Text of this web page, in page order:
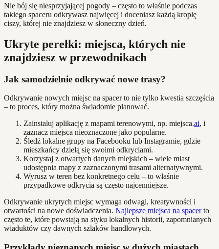
Nie bój się niesprzyjającej pogody – często to właśnie podczas
takiego spaceru odkrywasz najwięcej i doceniasz każdą kroplę
ciszy, której nie znajdziesz w słoneczny dzień.
Ukryte perełki: miejsca, których nie
znajdziesz w przewodnikach
Jak samodzielnie odkrywać nowe trasy?
Odkrywanie nowych miejsc na spacer to nie tylko kwestia szczęścia
– to proces, który można świadomie planować.
Zainstaluj aplikację z mapami terenowymi, np. miejsca.ai, i
zaznacz miejsca nieoznaczone jako popularne.
Śledź lokalne grupy na Facebooku lub Instagramie, gdzie
mieszkańcy dzielą się swoimi odkryciami.
Korzystaj z otwartych danych miejskich – wiele miast
udostępnia mapy z zaznaczonymi trasami alternatywnymi.
Wyrusz w teren bez konkretnego celu – to właśnie
przypadkowe odkrycia są często najcenniejsze.
Odkrywanie ukrytych miejsc wymaga odwagi, kreatywności i
otwartości na nowe doświadczenia. Najlepsze miejsca na spacerto
często te, które powstają na styku lokalnych historii, zapomnianych
wiaduktów czy dawnych szlaków handlowych.